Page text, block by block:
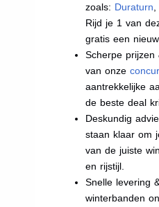
zoals: Duraturn
Rijd je 1 van
gratis een
Scherpe prijzen
van onze
aantrekkelijke
de beste deal
Deskundig
staan klaar om
van de juiste
en rijstijl.
Snelle levering
winterbanden